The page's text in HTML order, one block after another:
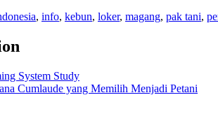
, info, kebun, loker, magang, pak tani,
System Study
Cumlaude yang Memilih Menjadi Petani